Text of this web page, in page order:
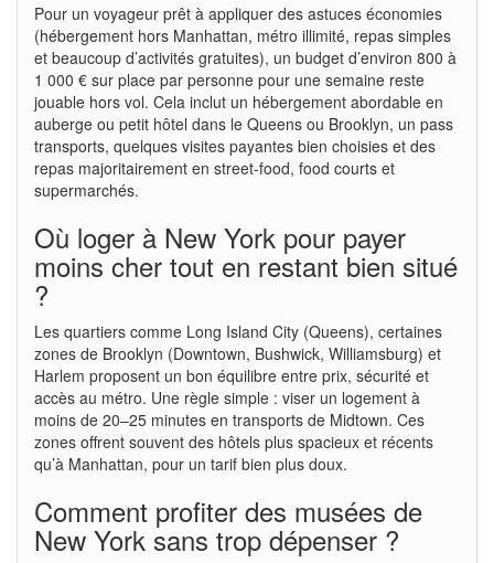
Pour un voyageur prêt à appliquer des astuces économies
(hébergement hors Manhattan, métro illimité, repas simples
et beaucoup d’activités gratuites), un budget d’environ 800 à
1 000 € sur place par personne pour une semaine reste
jouable hors vol. Cela inclut un hébergement abordable en
auberge ou petit hôtel dans le Queens ou Brooklyn, un pass
transports, quelques visites payantes bien choisies et des
repas majoritairement en street-food, food courts et
supermarchés.
Où loger à New York pour payer
moins cher tout en restant bien situé
?
Les quartiers comme Long Island City (Queens), certaines
zones de Brooklyn (Downtown, Bushwick, Williamsburg) et
Harlem proposent un bon équilibre entre prix, sécurité et
accès au métro. Une règle simple : viser un logement à
moins de 20–25 minutes en transports de Midtown. Ces
zones offrent souvent des hôtels plus spacieux et récents
qu’à Manhattan, pour un tarif bien plus doux.
Comment profiter des musées de
New York sans trop dépenser ?